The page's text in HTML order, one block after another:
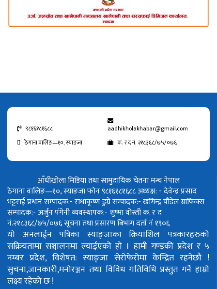
९८१६१८१६८८
aadhikholakhabar@gmail.com
ठेगाना वालिङ—१०, स्याङजा
क. र द नं. २१८३६८/७५/०७६
आँधीखोला मिडिया तथा सामुदायिक चेतना मन्च नेपाल
ठेगाना वालिङ—१०, स्याङजा फोन ९८१६१८१६८८अध्यक्ष: - देवेन्द्र प्रसाद
भट्टराईप्रधान सम्पादक:- राधाकृष्ण डुम्रेसम्पादक:- खगिन्द्र पौडेलग्राफिक्स
सम्पादक:- अर्जुन पंगेनीव्यवस्थापक:- शुष्मा वोस्तीक. र द
नं.२१८३६८/७५/०७६सूचना तथा प्रसारण बिभाग दर्ता नं १९०६
यो अनलाईन पत्रिका स्याङ्जाका क्रियाशिल पत्रकारहरुको
सक्रियतामा सञ्चालनमा ल्याईएको हो । हामी गण्डकी प्रदेश र ५
नम्बर प्रदेश, विशेषत: स्याङ्जा सेरोफेरोमा केन्द्रित रहनेछौ !
सुचना,जानकारी,मनोरञ्जन तथा विविध गतिविधि प्रस्तुत गर्ने हाम्रो
लक्ष्य रहेको छ !